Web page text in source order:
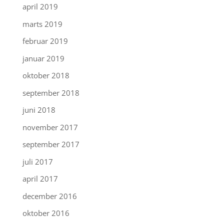
april 2019
marts 2019
februar 2019
januar 2019
oktober 2018
september 2018
juni 2018
november 2017
september 2017
juli 2017
april 2017
december 2016
oktober 2016